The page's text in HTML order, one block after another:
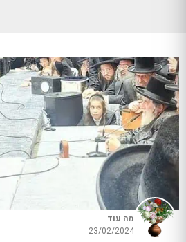
מה עוד
23/02/2024